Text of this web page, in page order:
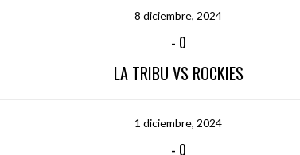
8 diciembre, 2024
- 0
LA TRIBU VS ROCKIES
1 diciembre, 2024
- 0